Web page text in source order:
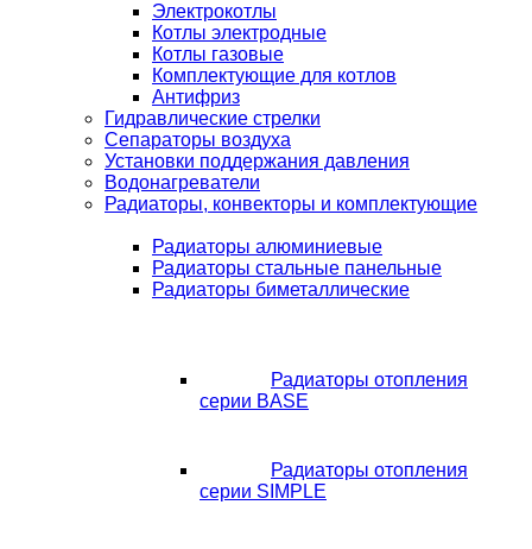
Электрокотлы
Котлы электродные
Котлы газовые
Комплектующие для котлов
Антифриз
Гидравлические стрелки
Сепараторы воздуха
Установки поддержания давления
Водонагреватели
Радиаторы, конвекторы и комплектующие
Радиаторы алюминиевые
Радиаторы стальные панельные
Радиаторы биметаллические
Радиаторы отопления
серии BASE
Радиаторы отопления
серии SIMPLE